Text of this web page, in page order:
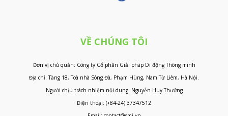
VỀ CHÚNG TÔI
Đơn vị chủ quản: Công ty Cổ phần Giải pháp Di động Thông minh
Địa chỉ: Tầng 18, Toà nhà Sông Đà, Phạm Hùng, Nam Từ Liêm, Hà Nội.
Người chịu trách nhiệm nội dung: Nguyễn Huy Thưởng
Điện thoại: (+84-24) 37347512